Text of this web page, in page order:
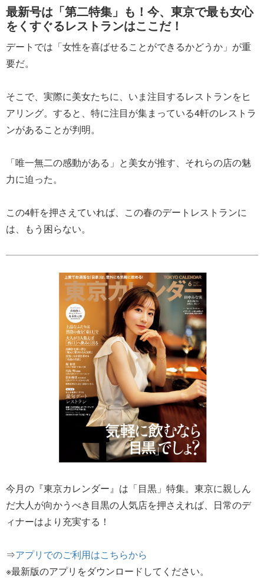
最新号は「第二特集」も！今、東京で最も女心
をくすぐるレストランはここだ！
デートでは「女性を喜ばせることができるかどうか」が重
要だ。
そこで、実際に美女たちに、いま注目するレストランをヒ
アリング。すると、特に注目が集まっている4軒のレストラ
ンがあることが判明。
「唯一無二の感動がある」と美女が推す、それらの店の魅
力に迫った。
この4軒を押さえていれば、この春のデートレストランに
は、もう困らない。
今月の『東京カレンダー』は「目黒」特集。東京に親しん
だ大人が向かうべき目黒の人気店を押さえれば、日常のデ
ィナーはより充実する！
⇒アプリでのご利用はこちらから
※最新版のアプリをダウンロードしてください。